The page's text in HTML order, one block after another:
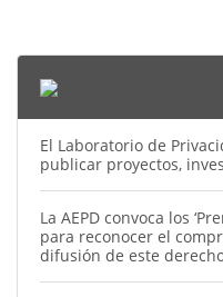
El Laboratorio de
publicar proyectos,
La AEPD convoca los
para reconocer el
difusión de este